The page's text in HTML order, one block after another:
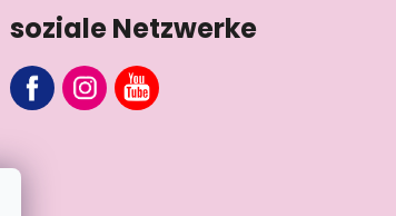
soziale Netzwerke